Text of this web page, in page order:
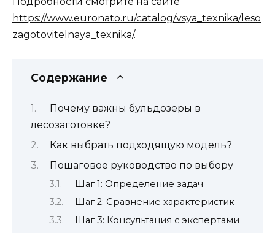
https://www.euronato.ru/catalog/vsya_texnika/leso
zagotovitelnaya_texnika/.
Содержание
Почему важны бульдозеры в
лесозаготовке?
Как выбрать подходящую модель?
Пошаговое руководство по выбору
Шаг 1: Определение задач
Шаг 2: Сравнение характеристик
Шаг 3: Консультация с экспертами